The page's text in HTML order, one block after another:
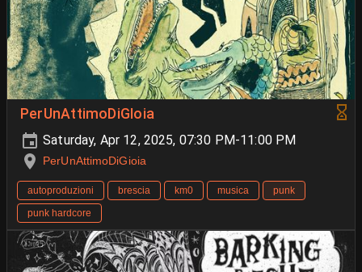
PerUnAttimoDiGIoia
Saturday, Apr 12, 2025, 07:30 PM-11:00 PM
PerUnAttimoDiGioia
autoproduzioni brescia km0 musica
punk
punk hardcore